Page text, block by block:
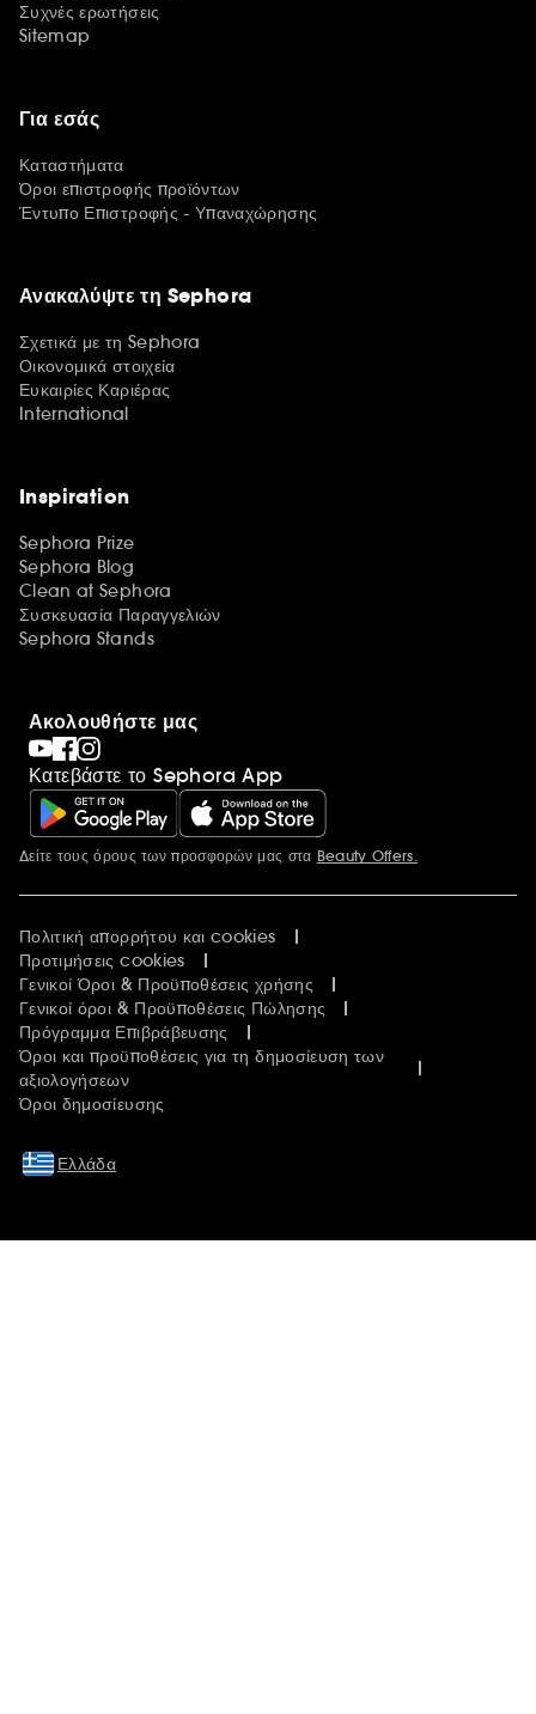
Συχνές ερωτήσεις
Sitemap
Για εσάς
Καταστήματα
Όροι επιστροφής προϊόντων
Έντυπο Επιστροφής - Υπαναχώρησης
Ανακαλύψτε τη Sephora
Σχετικά με τη Sephora
Οικονομικά στοιχεία
Ευκαιρίες Καριέρας
International
Inspiration
Sephora Prize
Sephora Blog
Clean at Sephora
Συσκευασία Παραγγελιών
Sephora Stands
Ακολουθήστε μας
Κατεβάστε το Sephora App
Περισσότερες πληροφορίες
Δείτε τους όρους των προσφορών μας στα Beauty Offers.
Πολιτική απορρήτου και cookies
Προτιμήσεις cookies
Γενικοί Όροι & Προϋποθέσεις χρήσης
Γενικοί όροι & Προϋποθέσεις Πώλησης
Πρόγραμμα Επιβράβευσης
Όροι και προϋποθέσεις για τη δημοσίευση των
αξιολογήσεων
Όροι δημοσίευσης
Ελλάδα